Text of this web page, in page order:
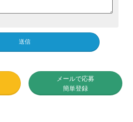
メールで応募
簡単登録